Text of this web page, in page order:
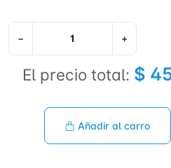
− +
El precio total: $
Añadir al carro